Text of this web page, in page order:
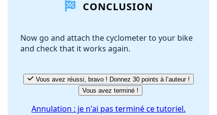
Ajouter un commentaire
Annuler Publier un commentaire
CONCLUSION
Now go and attach the cyclometer to your bike
and check that it works again.
Vous avez réussi, bravo ! Donnez 30 points à l’auteur !
Vous avez terminé !
Annulation : je n'ai pas terminé ce tutoriel.